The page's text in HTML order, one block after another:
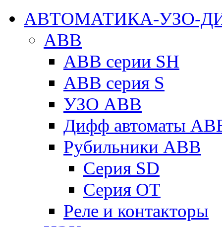
АВТОМАТИКА-УЗО-
ABB
ABB серии SH
ABB серия S
УЗО ABB
Дифф автоматы
Рубильники ABB
Серия SD
Серия ОТ
Реле и контакторы